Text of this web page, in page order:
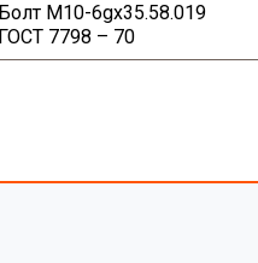
Болт M10-6gx35.58.019
ГОСТ 7798 – 70